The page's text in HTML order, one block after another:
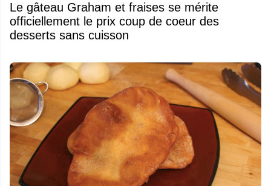
Le gâteau Graham et fraises se mérite
officiellement le prix coup de coeur des
desserts sans cuisson